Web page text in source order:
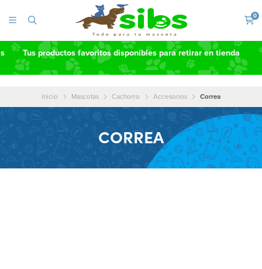
0
Tus productos favoritos disponibles para retirar en tienda
Inicio Mascotas Cachorro Accesorios Correa
CORREA